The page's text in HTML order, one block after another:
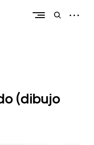
openopen
(dibujo